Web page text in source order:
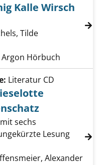
Kleiner König Kalle
Kalle Wirsch
Tilde
Argon Hörbuch
Der neue Lieselotte
Literatur CD
sechs
Lesung
Alexander